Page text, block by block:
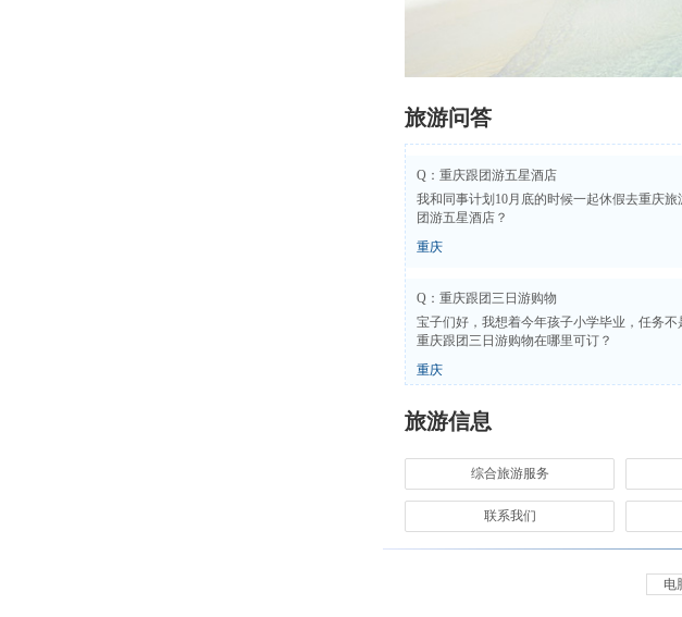
旅游问答
Q：重庆跟团游五星酒店
我和同事计划10月底的时候一起休假去重庆
团游五星酒店？
重庆
Q：重庆跟团三日游购物
宝子们好，我想着今年孩子小学毕业，任务
重庆跟团三日游购物在哪里可订？
重庆
Q：重庆耍雪跟团游哪里好玩
Q：重庆旅行团3日游跟团多少钱
前几天和女友商量今年的旅行计划，我们一
旅游信息
综合旅游服务
联系我们
电